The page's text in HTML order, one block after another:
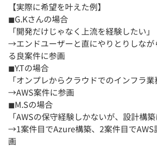
【実際に希望を叶えた例】
◼︎G.Kさんの場合
「開発だけじゃなく上流を経験したい」
→エンドユーザーと直にやりとりしなが
る良案件に参画
◼︎Y.Tの場合
「オンプレからクラウドでのインフラ業
→AWS案件に参画
◼︎M.Sの場合
「AWSの保守経験しかないが、設計構築
→1案件目でAzure構築、2案件目でAWS
画